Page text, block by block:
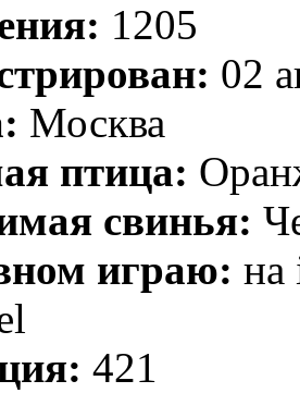
1205
02
Москва
птица:
свинья:
играю: на
421